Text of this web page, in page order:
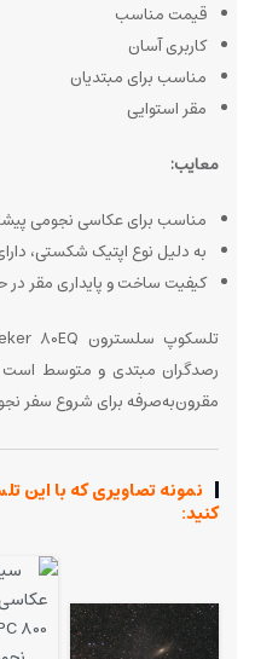
قیمت مناسب
کاربری آسان
مناسب برای مبتدیان
مقر استوایی
معایب:
مناسب برای عکاسی نجومی
به دلیل نوع اپتیک شکستی،
کیفیت ساخت و پایداری مقر
رصدگران مبتدی و متوسط است
مقرون‌به‌صرفه برای شروع سفر
نمونه تصاویری که با این
کنید: